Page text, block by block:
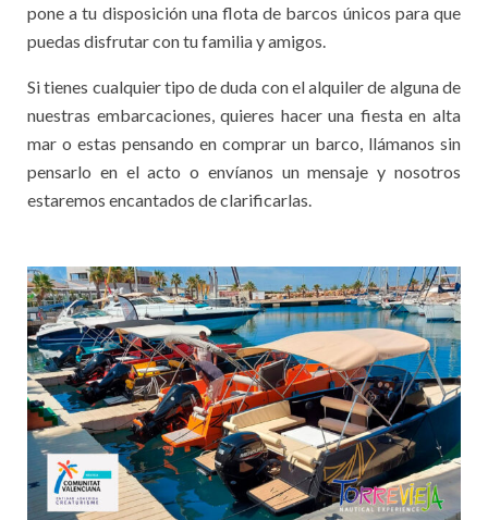
pone a tu disposición una flota de barcos únicos para que
puedas disfrutar con tu familia y amigos.
Si tienes cualquier tipo de duda con el alquiler de alguna de
nuestras embarcaciones, quieres hacer una fiesta en alta
mar o estas pensando en comprar un barco, llámanos sin
pensarlo en el acto o envíanos un mensaje y nosotros
estaremos encantados de clarificarlas.